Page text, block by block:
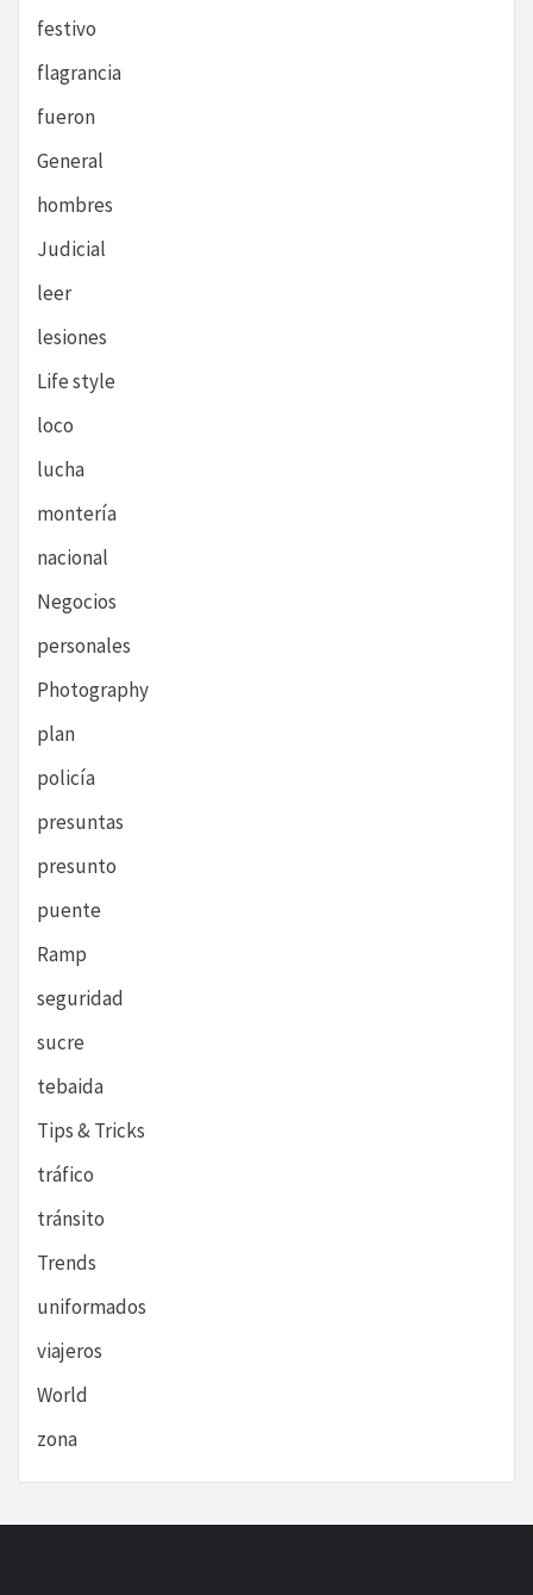
festivo
flagrancia
fueron
General
hombres
Judicial
leer
lesiones
Life style
loco
lucha
montería
nacional
Negocios
personales
Photography
plan
policía
presuntas
presunto
puente
Ramp
seguridad
sucre
tebaida
Tips & Tricks
tráfico
tránsito
Trends
uniformados
viajeros
World
zona